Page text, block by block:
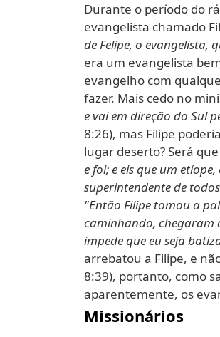
Durante o período do
evangelista chamado
de Felipe, o evangelista,
era um evangelista
evangelho com
fazer. Mais cedo no
e vai em direção do Sul
8:26), mas Filipe
lugar deserto? Será
e foi; e eis que um
superintendente de
"Então Filipe tomou a
caminhando, chegaram
impede que eu seja
arrebatou a Filipe, e
8:39), portanto, como
aparentemente, os
Missionários